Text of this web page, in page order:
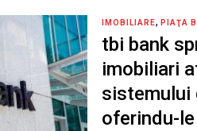
IMOBILIARE, PIAŢA
tbi bank
imobiliari
sistemului
oferindu-